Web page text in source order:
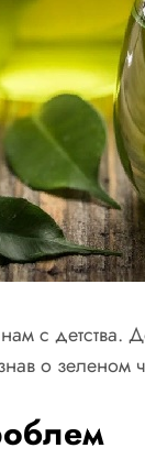
с детства.
о зеленом